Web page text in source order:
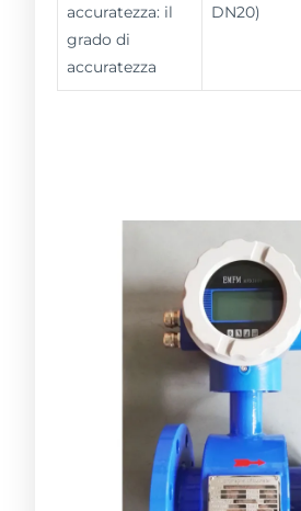
accuratezza: il
grado di
accuratezza
DN20)